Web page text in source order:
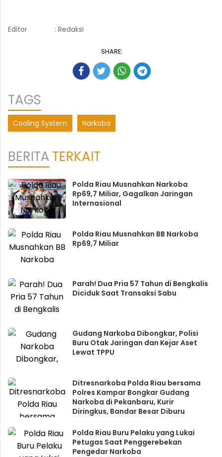
Editor : Redaksi
SHARE:
TAGS
Cooling System Narkoba
BERITATERKAIT
Polda Riau Musnahkan Narkoba
Rp69,7 Miliar, Gagalkan Jaringan
Internasional
Polda Riau Musnahkan BB Narkoba
Rp69,7 Miliar
Parah! Dua Pria 57 Tahun di Bengkalis
Diciduk Saat Transaksi Sabu
Gudang Narkoba Dibongkar, Polisi
Buru Otak Jaringan dan Kejar Aset
Lewat TPPU
Ditresnarkoba Polda Riau bersama
Polres Kampar Bongkar Gudang
Narkoba di Pekanbaru, Kurir
Diringkus, Bandar Besar Diburu
Polda Riau Buru Pelaku yang Lukai
Petugas Saat Penggerebekan
Pengedar Narkoba